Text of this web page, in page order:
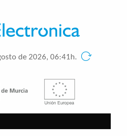
de 2026, 06:41h.